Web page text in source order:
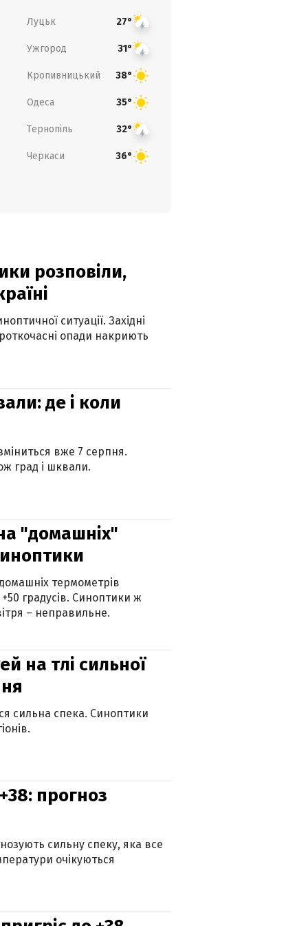
Луцьк 27°
Ужгород 31°
Кропивницький 38°
Одеса 35°
Тернопіль 32°
Черкаси 36°
розповіли,
ситуації. Західні
опади накриють
де і коли
вже 7 серпня.
град і шквали.
"домашніх"
термометрів
градусів. Синоптики ж
– неправильне.
на тлі сильної
сильна спека. Синоптики
прогноз
сильну спеку, яка все
очікуються